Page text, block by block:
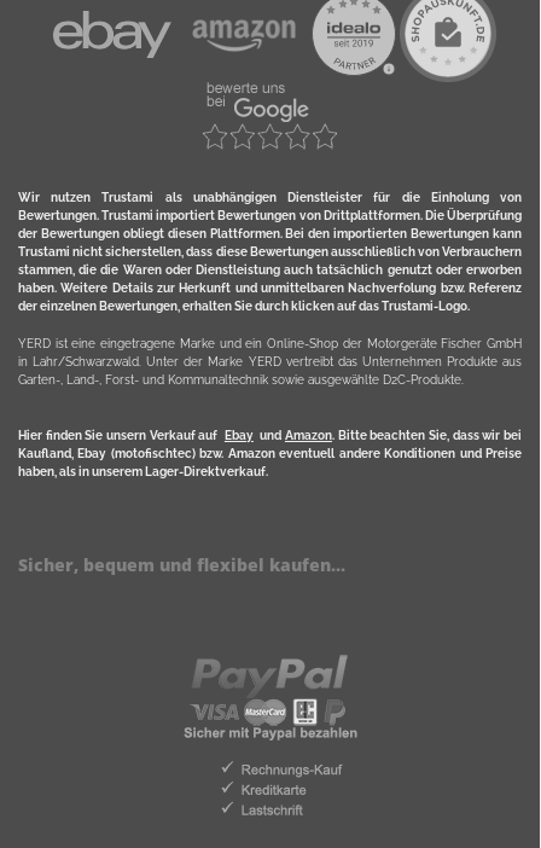
Wir nutzen Trustami als unabhängigen Dienstleister für die Einholung von
Bewertungen. Trustami importiert Bewertungen von Drittplattformen. Die Überprüfung
der Bewertungen obliegt diesen Plattformen. Bei den importierten Bewertungen kann
Trustami nicht sicherstellen, dass diese Bewertungen ausschließlich von Verbrauchern
stammen, die die Waren oder Dienstleistung auch tatsächlich genutzt oder erworben
haben. Weitere Details zur Herkunft und unmittelbaren Nachverfolung bzw. Referenz
der einzelnen Bewertungen, erhalten Sie durch klicken auf das Trustami-Logo.
YERD ist eine eingetragene Marke und ein Online-Shop der Motorgeräte Fischer GmbH
in Lahr/Schwarzwald. Unter der Marke YERD vertreibt das Unternehmen Produkte aus
Garten-, Land-, Forst- und Kommunaltechnik sowie ausgewählte D2C-Produkte.
Hier finden Sie unsern Verkauf auf Ebayund Amazon. Bitte beachten Sie, dass wir bei
Kaufland, Ebay (motofischtec) bzw. Amazon eventuell andere Konditionen und Preise
haben, als in unserem Lager-Direktverkauf.
Sicher, bequem und flexibel kaufen...